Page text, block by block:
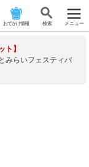
おでかけ情報 検 索 メニュー
ト】
みらいフェスティバ